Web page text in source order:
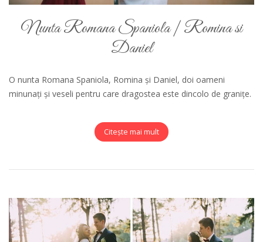
Nunta Romana Spaniola | Romina si
Daniel
O nunta Romana Spaniola, Romina și Daniel, doi oameni
minunați și veseli pentru care dragostea este dincolo de granițe.
Citește mai mult